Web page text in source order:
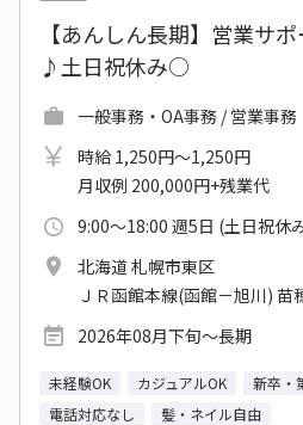
【あんしん長期】営業サ
♪土日祝休み○
一般事務・OA事務 / 営業事務
時給 1,250円～1,250円
月収例 200,000円+残業代
9:00～18:00 週5日 (土日祝休
北海道 札幌市東区
ＪＲ函館本線(函館－旭川) 苗
2026年08月下旬～長期
未経験OK カジュアルOK
新卒・
電話対応なし
髪・ネイル自由